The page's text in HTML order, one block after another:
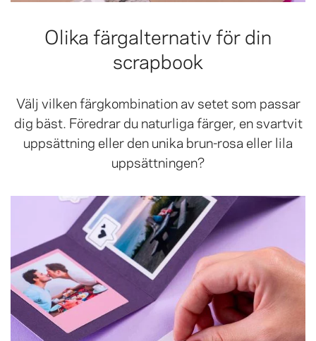
Olika färgalternativ för din
scrapbook
Välj vilken färgkombination av setet som passar
dig bäst. Föredrar du naturliga färger, en svartvit
uppsättning eller den unika brun-rosa eller lila
uppsättningen?